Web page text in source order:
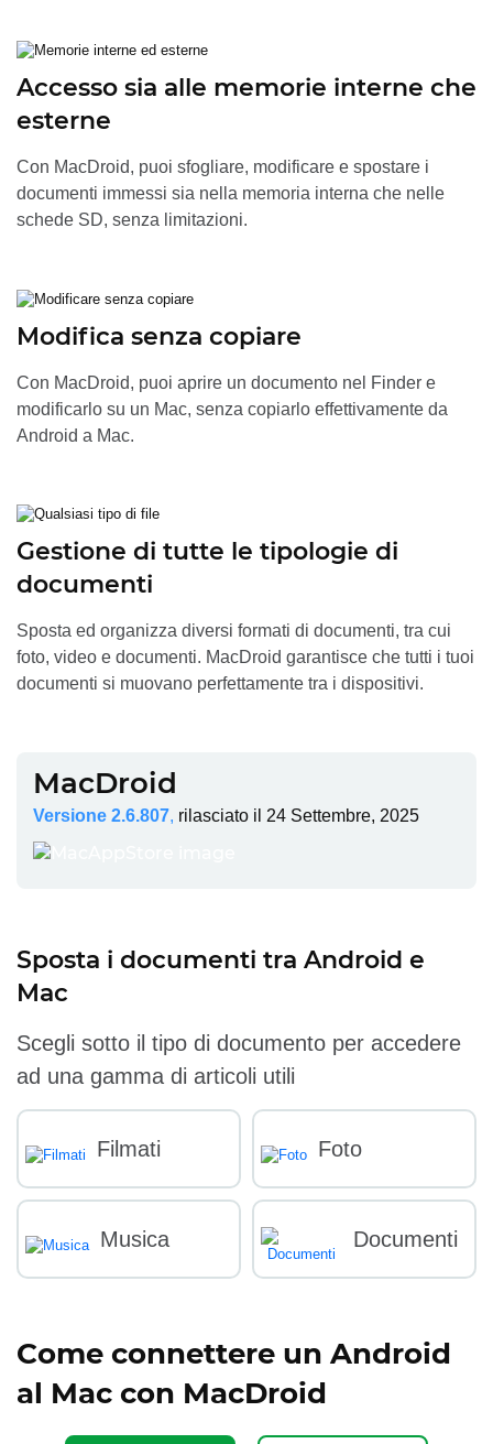
Accesso sia alle memorie interne che
esterne
Con MacDroid, puoi sfogliare, modificare e spostare i
documenti immessi sia nella memoria interna che nelle
schede SD, senza limitazioni.
Modifica senza copiare
Con MacDroid, puoi aprire un documento nel Finder e
modificarlo su un Mac, senza copiarlo effettivamente da
Android a Mac.
Gestione di tutte le tipologie di
documenti
Sposta ed organizza diversi formati di documenti, tra cui
foto, video e documenti. MacDroid garantisce che tutti i tuoi
documenti si muovano perfettamente tra i dispositivi.
MacDroid
Versione 2.6.807, rilasciato il 24 Settembre, 2025
Sposta i documenti tra Android e
Mac
Scegli sotto il tipo di documento per accedere
ad una gamma di articoli utili
Filmati Foto
Musica Documenti
Come connettere un Android
al Mac con MacDroid